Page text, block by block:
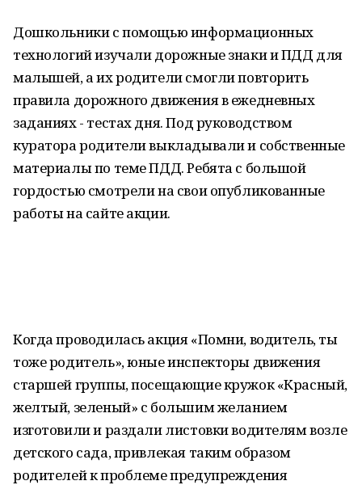
Дошкольники с помощью информационных
технологий изучали дорожные знаки и ПДД для
малышей, а их родители смогли повторить
правила дорожного движения в ежедневных
заданиях - тестах дня. Под руководством
куратора родители выкладывали и собственные
материалы по теме ПДД. Ребята с большой
гордостью смотрели на свои опубликованные
работы на сайте акции.
Когда проводилась акция «Помни, водитель, ты
тоже родитель», юные инспекторы движения
старшей группы, посещающие кружок «Красный,
желтый, зеленый» с большим желанием
изготовили и раздали листовки водителям возле
детского сада, привлекая таким образом
родителей к проблеме предупреждения